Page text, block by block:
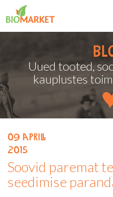
Uued tooted,
kauplustes
09 aprill
2015
Soovid paremat
seedimise